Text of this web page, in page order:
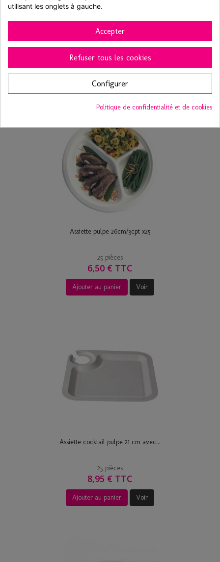
Assiettes tropical 23cm x8
5,06 € TTC 5,95 € -15%
Ajouter au panier Voir
Assiette pulpe 26cm/3cpt x25
25 pièces
6,50 € TTC
Ajouter au panier Voir
Assiette cocktail pulpe 21 cm avec...
25 pièces
8,95 € TTC
Ajouter au panier Voir
utilisant les onglets à gauche.
Accepter
Refuser tous les cookies
Configurer
Politique de confidentialité et de cookies